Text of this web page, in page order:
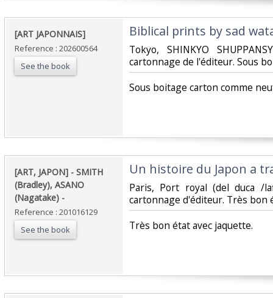
‎[ART JAPONNAIS]‎
Reference : 202600564
See the book
‎Biblical prints by sad
‎Tokyo, SHINKYO
cartonnage de l'éditeur. Sous
‎Sous boitage carton comme
‎[ART, JAPON] - SMITH
(Bradley), ASANO
(Nagatake) - ‎
Reference : 201016129
See the book
‎Un histoire du Japon a
‎Paris, Port royal (del duca /
cartonnage d'éditeur. Très bon
‎Très bon état avec jaquette.‎